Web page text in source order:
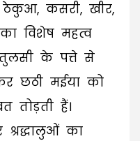
ठेकुआ, कसरी, खीर,
विशेष महत्व
तुलसी के पत्ते से
छठी मईया को
तोड़ती हैं।
श्रद्धालुओं का